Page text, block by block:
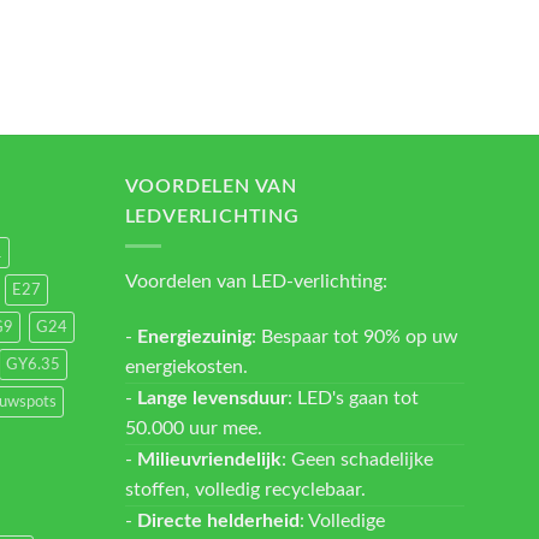
E27
G24
GY6.35
VOORDELEN VAN
LEDVERLICHTING
Voordelen van LED-verlichting:
- Energiezuinig: Bespaar tot 90% op uw
energiekosten.
- Lange levensduur: LED's gaan tot
50.000 uur mee.
- Milieuvriendelijk: Geen schadelijke
stoffen, volledig recyclebaar.
- Directe helderheid : Volledige